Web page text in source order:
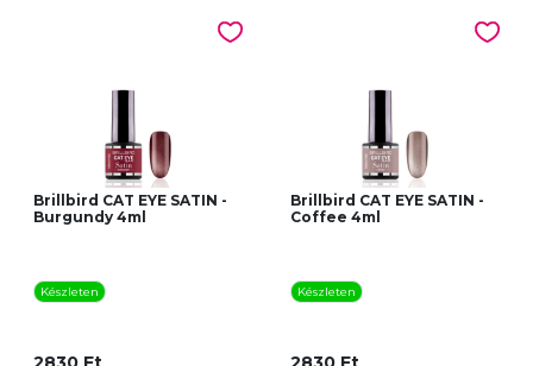
Brillbird CAT EYE SATIN -
Burgundy 4ml
Készleten
Brillbird CAT EYE SATIN -
Coffee 4ml
Készleten